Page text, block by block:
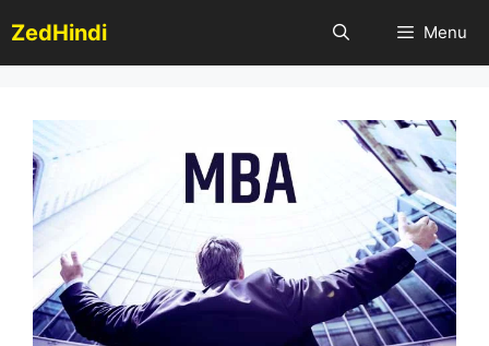
to
content
ZedHindi Menu